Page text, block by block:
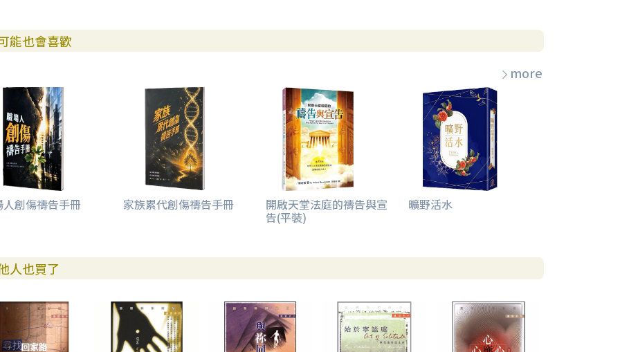
能也會喜歡
more
人創傷禱告手冊 家族累代創傷禱告手冊 開啟天堂法庭的禱告與宣
告(平裝)
曠野活水
人也買了